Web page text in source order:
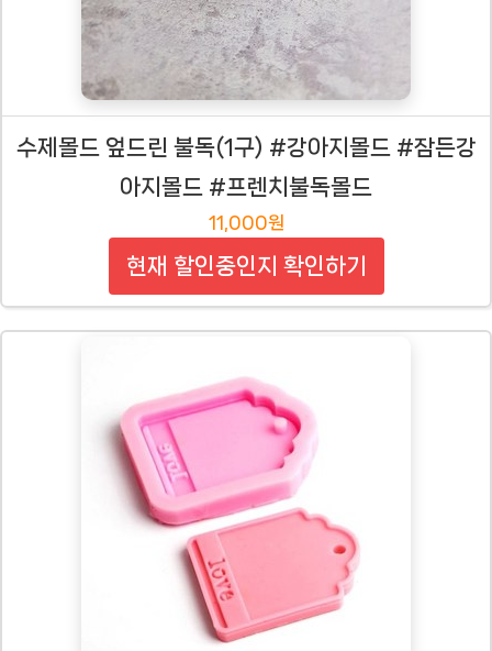
수제몰드 엎드린 불독(1구) #강아지몰드 #잠든강
아지몰드 #프렌치불독몰드
11,000원
현재 할인중인지 확인하기